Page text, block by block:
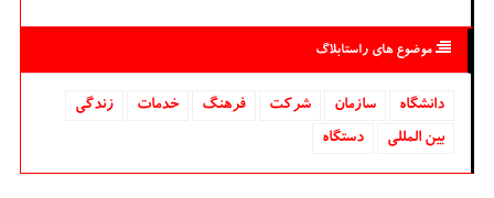
موضوع های راستابلاگ
دانشگاه‌ سازمان شركت فرهنگ خدمات
زندگی
بین المللی
دستگاه